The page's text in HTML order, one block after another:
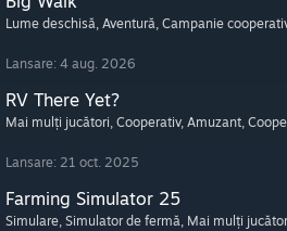
Lume deschisă, Aventură, Campanie
Lansare: 4 aug. 2026
RV There Yet?
Mai mulți jucători, Cooperativ, Amuzant,
Lansare: 21 oct. 2025
Farming Simulator 25
Simulare, Simulator de fermă, Mai mulți